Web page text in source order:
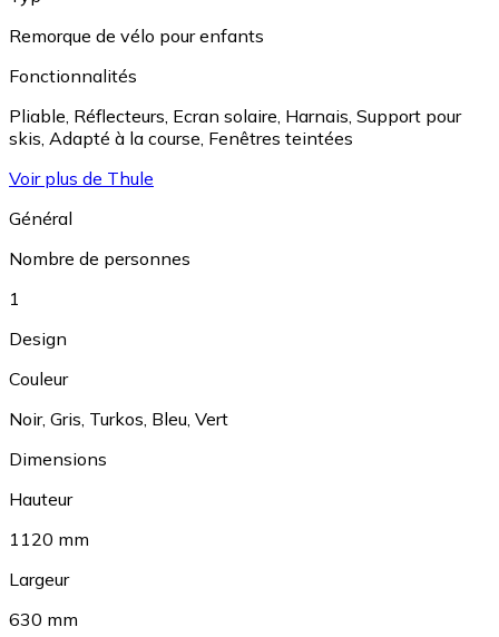
Remorque de vélo pour enfants
Fonctionnalités
Pliable, Réflecteurs, Ecran solaire, Harnais, Support pour
skis, Adapté à la course, Fenêtres teintées
Voir plus de Thule
Général
Nombre de personnes
1
Design
Couleur
Noir, Gris, Turkos, Bleu, Vert
Dimensions
Hauteur
1120 mm
Largeur
630 mm